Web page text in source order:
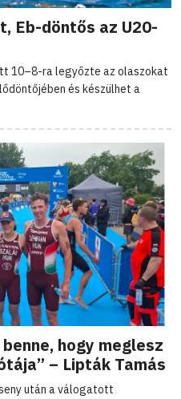
Eb-döntős az U20-
10–8-ra legyőzte az olaszokat
és készülhet a
hogy meglesz
– Lipták Tamás
után a válogatott